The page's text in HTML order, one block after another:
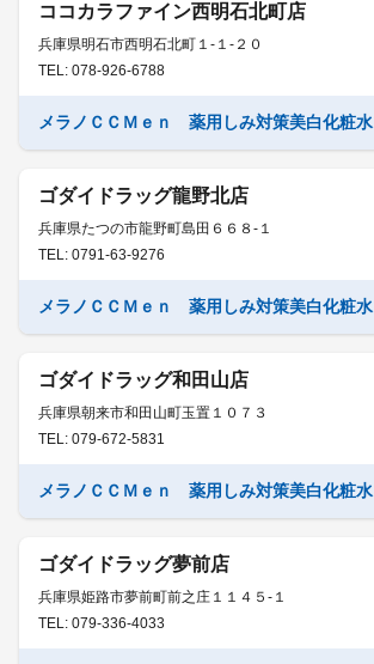
ココカラファイン西明石北町店
兵庫県明石市西明石北町１-１-２０
TEL: 078-926-6788
メラノＣＣＭｅｎ 薬用しみ対策美白化粧水
ゴダイドラッグ龍野北店
兵庫県たつの市龍野町島田６６８-１
TEL: 0791-63-9276
メラノＣＣＭｅｎ 薬用しみ対策美白化粧水
ゴダイドラッグ和田山店
兵庫県朝来市和田山町玉置１０７３
TEL: 079-672-5831
メラノＣＣＭｅｎ 薬用しみ対策美白化粧水
ゴダイドラッグ夢前店
兵庫県姫路市夢前町前之庄１１４５-１
TEL: 079-336-4033